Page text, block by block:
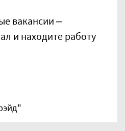
вакансии –
и находите работу